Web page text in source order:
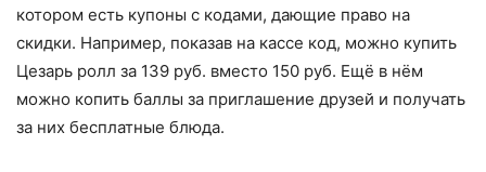
котором есть купоны с кодами, дающие право на
скидки. Например, показав на кассе код, можно купить
Цезарь ролл за 139 руб. вместо 150 руб. Ещё в нём
можно копить баллы за приглашение друзей и получать
за них бесплатные блюда.